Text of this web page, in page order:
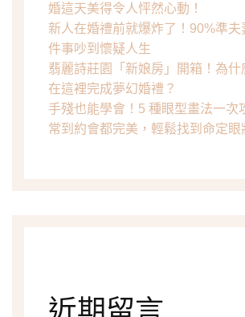
婚這天美得令人怦然心動！
新人在婚禮前就爆炸了！90%準夫
件事吵到懷疑人生
翡麗詩莊園「新娘房」開箱！為什
在這裡完成夢幻婚禮？
手殘也能學會！5 種眼型畫法一次
常到約會都完美，輕鬆找到命定眼